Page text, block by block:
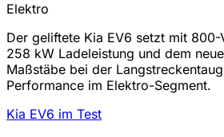
Elektro
Der geliftete Kia EV6 setzt mit
258 kW Ladeleistung und dem
Maßstäbe bei der
Performance im Elektro-Segment.
Kia EV6 im Test